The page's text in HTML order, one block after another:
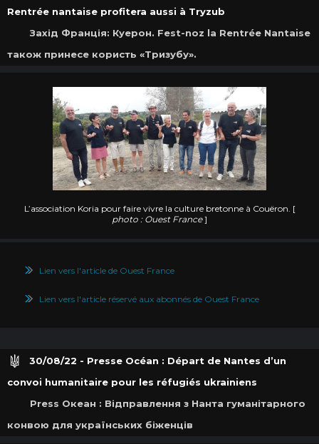
Rentrée nantaise profitera aussi à Tryzub
Захід Франція: Куерон. Fest-noz la Rentrée Nantaise
також принесе користь «Тризубу».
L’association Koria pour faire vivre la culture bretonne à Couëron. [
photo : Ouest France]
Lien vers l'article de Ouest France
Lien vers l'article réservé aux abonnés de Ouest France
30/08/22 - Presse Océan : Départ de Nantes d’un
convoi humanitaire pour les réfugiés ukrainiens
Press Oкеан : Відправлення з Нанта гуманітарного
конвою для українських біженців